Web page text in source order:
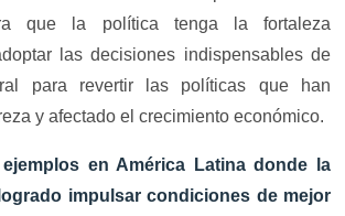
que la política tenga la fortaleza
las decisiones indispensables de
para revertir las políticas que han
y afectado el crecimiento económico.
en América Latina donde la
impulsar condiciones de mejor